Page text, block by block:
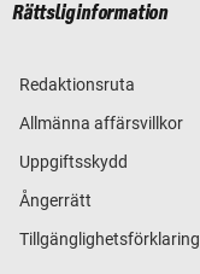
Rättslig information
Redaktionsruta
Allmänna affärsvillkor
Uppgiftsskydd
Ångerrätt
Tillgänglighetsförklaring